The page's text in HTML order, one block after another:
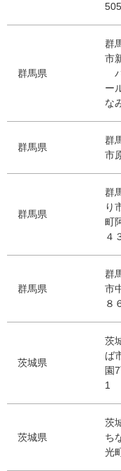
群馬県
群
市
ー
な
群馬県
群
市
群馬県
群
り
町
４
群馬県
群
市
８
茨城県
茨
ば
園
1
茨城県
茨
ち
光